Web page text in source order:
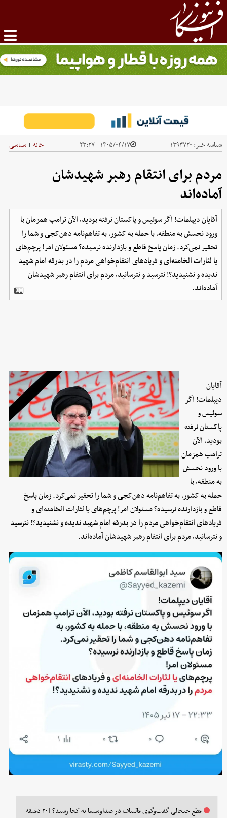
شناسه خبر: ۱۳۹۳۷۲۰ ۱۴۰۵/۰۴/۱۷ - ۲۳:۲۷ خانه | سیاسی
مردم برای انتقام رهبر شهیدشان
آماده‌اند
آقایان دیپلمات! اگر سوئیس و پاکستان نرفته بودید، الآن ترامپ همزمان با
ورود نحسش به منطقه، با حمله به کشور، به تفاهم‌نامه دهن‌کجی و شما را
تحقیر نمی‌کرد. زمان پاسخ قاطع و بازدارنده نرسیده؟ مسئولان امر! پرچم‌های
یا لثارات الخامنه‌ای و فریادهای انتقام‌خواهی مردم را در بدرقه امام شهید
ندیده و نشنیدید؟! نترسید و نترسانید، مردم برای انتقام رهبر شهیدشان
آماده‌اند.
آقایان
دیپلمات! اگر
سوئیس و
پاکستان نرفته
بودید، الآن
ترامپ همزمان
با ورود نحسش
به منطقه، با
حمله به کشور، به تفاهم‌نامه دهن‌کجی و شما را تحقیر نمی‌کرد. زمان پاسخ
قاطع و بازدارنده نرسیده؟ مسئولان امر! پرچم‌های یا لثارات الخامنه‌ای و
فریادهای انتقام‌خواهی مردم را در بدرقه امام شهید ندیده و نشنیدید؟! نترسید
و نترسانید، مردم برای انتقام رهبر شهیدشان آماده‌اند.
قطع جنجالی گفت‌وگوی قالیباف در صداوسیما به کجا رسید؟ |۲۰ دقیقه